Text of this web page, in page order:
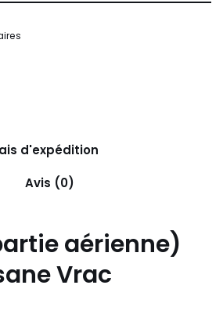
d'expédition
Avis (0)
aérienne)
Vrac